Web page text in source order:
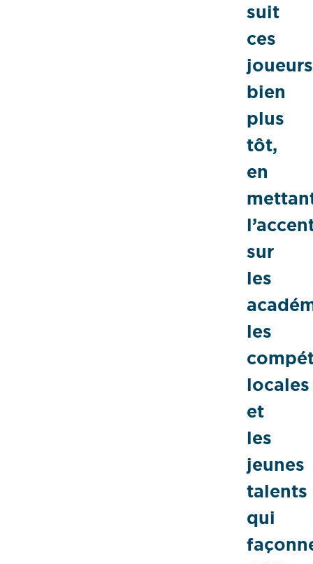
suit
ces
joueurs
bien
plus
tôt,
en
sur
les
les
locales
et
les
jeunes
talents
qui